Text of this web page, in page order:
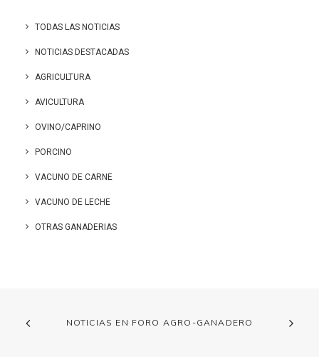
TODAS LAS NOTICIAS
NOTICIAS DESTACADAS
AGRICULTURA
AVICULTURA
OVINO/CAPRINO
PORCINO
VACUNO DE CARNE
VACUNO DE LECHE
OTRAS GANADERIAS
NOTICIAS EN FORO AGRO-GANADERO